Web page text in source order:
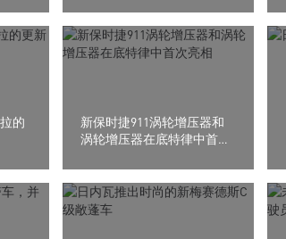
的
新保时捷911涡轮增压器和
涡轮增压器在底特律中首次